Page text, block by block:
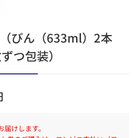
びん（633ml）2本
つ包装）
けします。